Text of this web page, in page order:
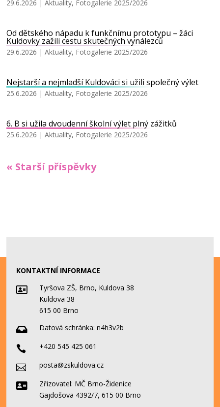
29.6.2026 |Aktuality, Fotogalerie 2025/2026
Od dětského nápadu k funkčnímu prototypu – žáci
Kuldovky zažili cestu skutečných vynálezců
29.6.2026 |Aktuality, Fotogalerie 2025/2026
Nejstarší a nejmladší Kuldováci si užili společný výlet
25.6.2026 |Aktuality, Fotogalerie 2025/2026
6. B si užila dvoudenní školní výlet plný zážitků
25.6.2026 |Aktuality, Fotogalerie 2025/2026
« Starší příspěvky
KONTAKTNÍ INFORMACE

Tyršova ZŠ, Brno, Kuldova 38
Kuldova 38
615 00 Brno
 Datová schránka:n4h3v2b
 +420 545 425 061
 posta@zskuldova.cz

Zřizovatel: MČ Brno-Židenice
Gajdošova 4392/7, 615 00 Brno